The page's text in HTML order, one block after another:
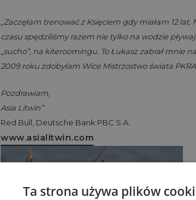
„Zaczęłam trenować z Księciem gdy miałam 12
czasu spędziliśmy razem nie tylko na wodzie
„sucho”, na kiteroomingu. To Łukasz zabrał mnie
2009 roku zdobyłam Wice Mistrzostwo świata
Pozdrawiam,
Asia Litwin”
Red Bull, Deutsche Bank PBC S.A.
www.asialitwin.com
Ta strona używa plików